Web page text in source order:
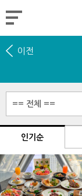
이전
인기순